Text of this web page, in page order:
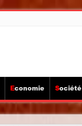
Economie Société